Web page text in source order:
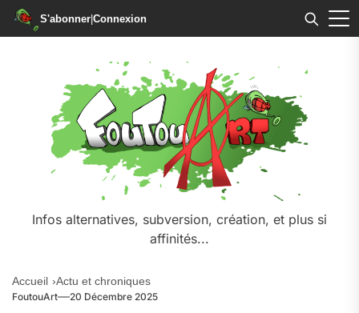
S'abonner|Connexion
Infos alternatives, subversion, création, et plus si
affinités...
Accueil Actu et chroniques
FoutouArt 20 Décembre 2025